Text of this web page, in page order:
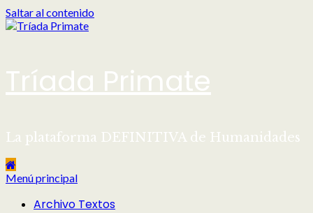
Saltar al contenido
Tríada Primate
La plataforma DEFINITIVA de Humanidades
Menú principal
Archivo Textos